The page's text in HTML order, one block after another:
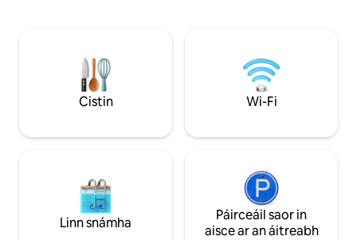
agus a thaifid ghrianghrafadóireachta ón
gcéad seo caite chuig ré eile thú. Foirfe
dóibh siúd atá ag lorg eispéireas
Cistin Wi-Fi
Linn snámha
Páirceáil saor in
aisce ar an áitreabh